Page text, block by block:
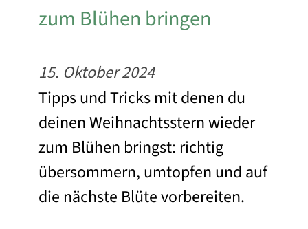
zum Blühen bringen
15. Oktober 2024
Tipps und Tricks mit denen du
deinen Weihnachtsstern wieder
zum Blühen bringst: richtig
übersommern, umtopfen und auf
die nächste Blüte vorbereiten.